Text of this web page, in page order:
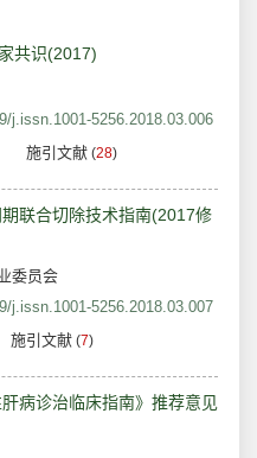
共识(2017)
j.issn.1001-5256.2018.03.006
施引文献 (28)
联合切除技术指南(2017修
委员会
j.issn.1001-5256.2018.03.007
施引文献 (7)
病诊治临床指南》推荐意见